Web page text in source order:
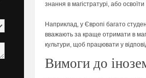
знання в магістратурі, або
Наприклад, у Європі багато
вважають за краще отримати в
культури, щоб працювати у
Вимоги до